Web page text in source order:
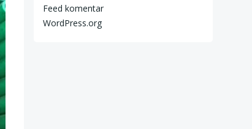
Feed komentar
WordPress.org